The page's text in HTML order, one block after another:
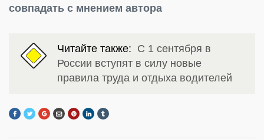
совпадать с мнением автора
Читайте также: С 1 сентября в
России вступят в силу новые
правила труда и отдыха водителей